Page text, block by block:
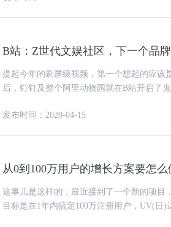
B站：Z世代文娱社区，下一个品
提起今年的刷屏级视频，第一个想起的应该
后，钉钉及整个阿里动物园就在B站开启了
发布时间：2020-04-15
从0到100万用户的增长方案要怎么
这事儿是这样的，最近接到了一个新的项目
目标是在1年内搞定100万注册用户，UV(日)达到10